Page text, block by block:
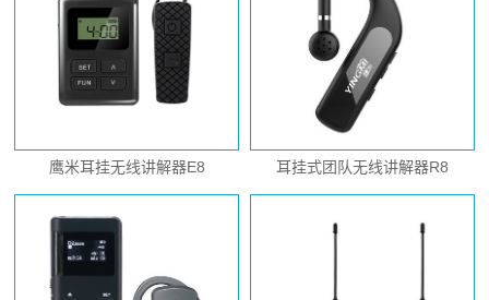
鹰米耳挂无线讲解器E8 耳挂式团队无线讲解器R8